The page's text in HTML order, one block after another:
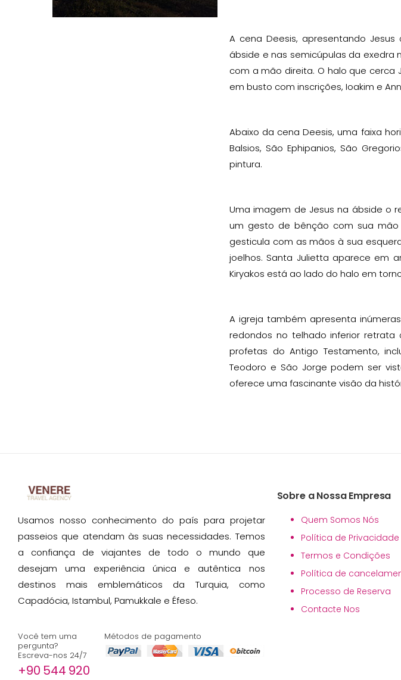
A cena Deesis, apresentando
ábside e nas semicúpulas da exedra
com a mão direita. O halo que cerca
em busto com inscrições, Ioakim e
Abaixo da cena Deesis, uma faixa
Balsios, São Ephipanios, São
pintura.
Uma imagem de Jesus na ábside o
um gesto de bênção com sua
gesticula com as mãos à sua
joelhos. Santa Julietta aparece em
Kiryakos está ao lado do halo em
A igreja também apresenta
redondos no telhado inferior retrata
profetas do Antigo Testamento,
Teodoro e São Jorge podem ser
oferece uma fascinante visão da
Usamos nosso conhecimento do país para projetar
passeios que atendam às suas necessidades. Temos
a confiança de viajantes de todo o mundo que
desejam uma experiência única e autêntica nos
destinos mais emblemáticos da Turquia, como
Capadócia, Istambul, Pamukkale e Éfeso.
Você tem uma
pergunta?
Escreva-nos 24/7
+90 544 920
Métodos de pagamento
Sobre a Nossa Empresa
Quem Somos Nós
Política de Privacidade
Termos e Condições
Política de
Processo de Reserva
Contacte Nos